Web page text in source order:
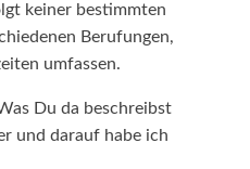
keiner bestimmten
Berufungen,
umfassen.
Du da beschreibst
und darauf habe ich